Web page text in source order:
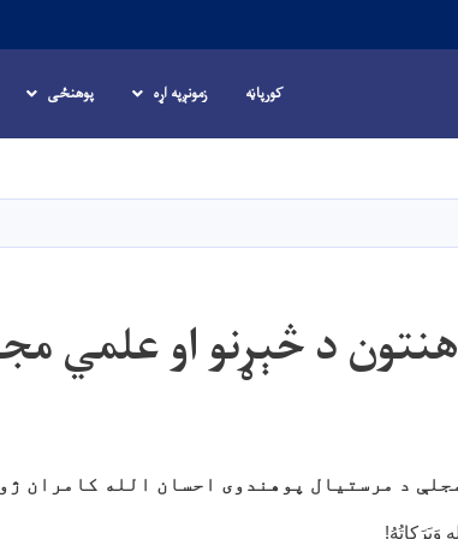
کورپاڼه زمونږپه اړه پوهنځی
د څېړنو او علمي
د مرستیال پوهندوی احسان الله کامران
وَبَرَكاتُهُ!